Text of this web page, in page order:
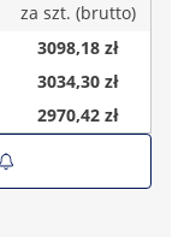
za szt. (brutto)
3098,18 zł
3034,30 zł
2970,42 zł